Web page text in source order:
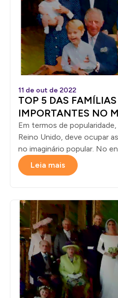
11 de out de 2022
TOP 5 DAS
IMPORTANTES NO
Em termos de
Reino Unido, deve ocupar
no imaginário popular. No
Leia mais